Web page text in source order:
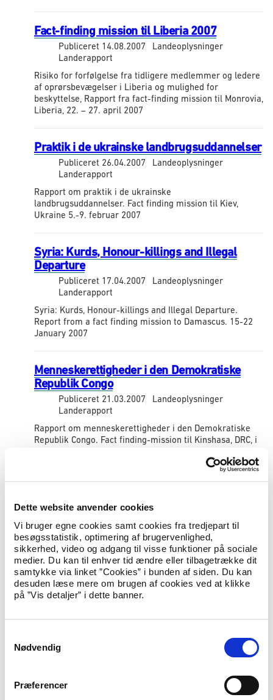
Dette website anvender cookies
Vi bruger egne cookies samt cookies fra tredjepart til
besøgsstatistik, optimering af brugervenlighed,
sikkerhed, video og adgang til visse funktioner på sociale
medier. Du kan til enhver tid ændre eller tilbagetrække dit
samtykke via linket ”Cookies” i bunden af siden. Du kan
desuden læse mere om brugen af cookies ved at klikke
på ”Vis detaljer” i dette banner.
Nødvendig
Præferencer
Fact-finding mission til Liberia 2007
Publiceret 14.08.2007
Landeoplysninger
Landerapport
Risiko for forfølgelse fra tidligere medlemmer og ledere
af oprørsbevægelser i Liberia og mulighed for
beskyttelse, Rapport fra fact-finding mission til Monrovia,
Liberia, 22. – 27. april 2007
Praktik i de ukrainske landbrugsuddannelser
Publiceret 26.04.2007
Landeoplysninger
Landerapport
Rapport om praktik i de ukrainske
landbrugsuddannelser. Fact finding mission til Kiev,
Ukraine 5.-9. februar 2007
Syria: Kurds, Honour-killings and Illegal
Departure
Publiceret 17.04.2007
Landeoplysninger
Landerapport
Syria: Kurds, Honour-killings and Illegal Departure.
Report from a fact finding mission to Damascus. 15-22
January 2007
Menneskerettigheder i den Demokratiske
Republik Congo
Publiceret 21.03.2007
Landeoplysninger
Landerapport
Rapport om menneskerettigheder i den Demokratiske
Republik Congo. Fact finding-mission til Kinshasa, DRC, i
Congo
Landerapport
Rapport om familieret i den Demokratiske Republik
Congo. Fact finding-mission til Kinshasa, DRC, i
samarbejde med Landinfo, Oslo, 9.-24. januar 2007
Publiceret 06.03.2007
Landeoplysninger
Menneskehandel (trafficking) i Nigeria, Rapport fra fact-